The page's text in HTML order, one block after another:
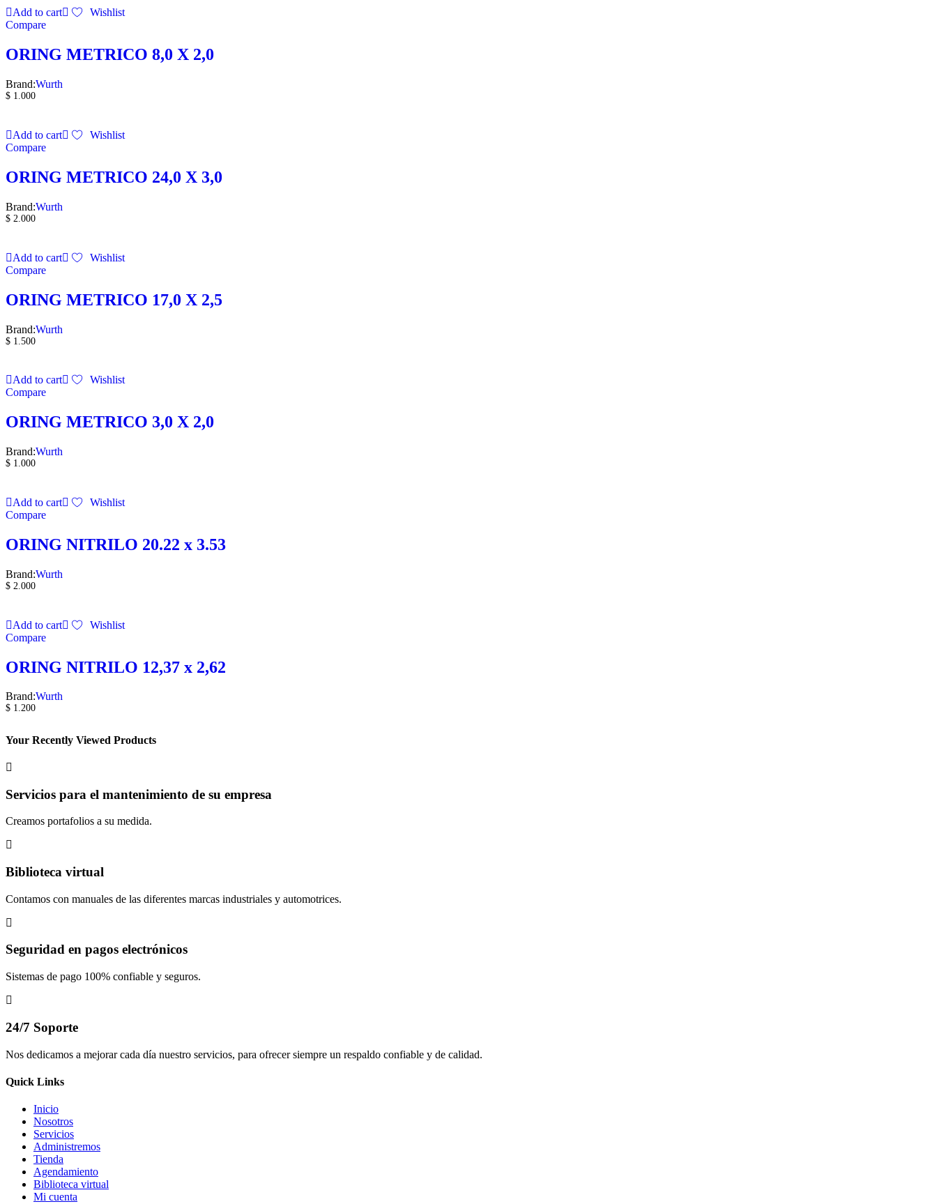
Add to cart
Wishlist
Compare
ORING METRICO 8,0 X 2,0
Brand:Wurth
$ 1.000
Add to cart
Wishlist
Compare
ORING METRICO 24,0 X 3,0
Brand:Wurth
$ 2.000
Add to cart
Wishlist
Compare
ORING METRICO 17,0 X 2,5
Brand:Wurth
$ 1.500
Add to cart
Wishlist
Compare
ORING METRICO 3,0 X 2,0
Brand:Wurth
$ 1.000
Add to cart
Wishlist
Compare
ORING NITRILO 20.22 x 3.53
Brand:Wurth
$ 2.000
Add to cart
Wishlist
Compare
ORING NITRILO 12,37 x 2,62
Brand:Wurth
$ 1.200
Your Recently Viewed Products
Servicios para el mantenimiento de su empresa
Creamos portafolios a su medida.
Biblioteca virtual
Contamos con manuales de las diferentes marcas industriales y automotrices.
Seguridad en pagos electrónicos
Sistemas de pago 100% confiable y seguros.
24/7 Soporte
Nos dedicamos a mejorar cada día nuestro servicios, para ofrecer siempre un respaldo confiable y de calidad.
Quick Links
Inicio
Nosotros
Servicios
Administremos
Tienda
Agendamiento
Biblioteca virtual
Mi cuenta